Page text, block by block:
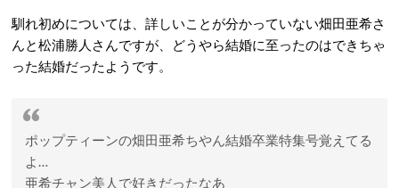
馴れ初めについては、詳しいことが分かっていない畑田亜希さ
んと松浦勝人さんですが、どうやら結婚に至ったのはできちゃ
った結婚だったようです。
ポップティーンの畑田亜希ちやん結婚卒業特集号覚えてる
よ…
亜希チャン美人で好きだったなあ